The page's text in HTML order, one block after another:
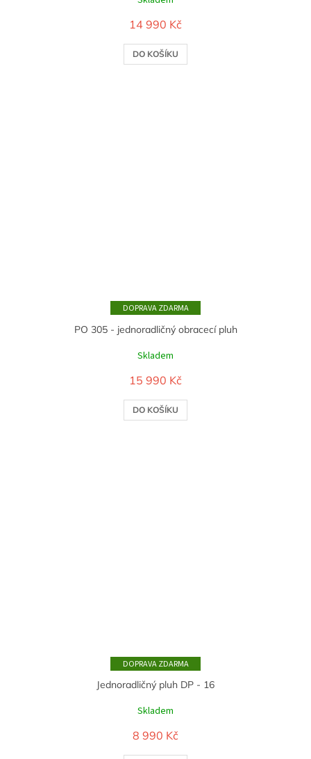
14 990 Kč
DO KOŠÍKU
ZDARMA
PO 305 - jednoradličný obracecí pluh
Skladem
15 990 Kč
DO KOŠÍKU
ZDARMA
Jednoradličný pluh DP - 16
Skladem
8 990 Kč